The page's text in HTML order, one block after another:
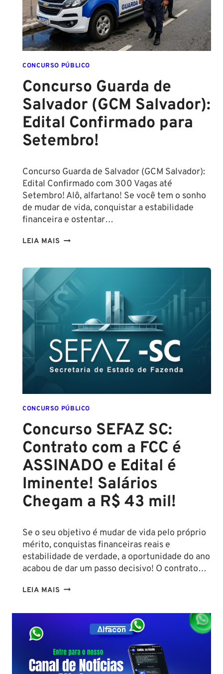
DIREITO
CONCURSO PÚBLICO
Concurso Guarda de
Salvador (GCM Salvador):
Edital Confirmado para
Setembro!
Concurso Guarda de Salvador (GCM Salvador):
Edital Confirmado com 300 Vagas até
Setembro! Alô, alfartano! Se você tem o sonho
de mudar de vida, conquistar a estabilidade
financeira e ostentar…
LEIA MAIS CONCURSO
SALVADOR
(GCM
SALVADOR):
CONFIRMADO
SETEMBRO!
CONCURSO PÚBLICO
Concurso SEFAZ SC:
Contrato com a FCC é
ASSINADO e Edital é
Iminente! Salários
Chegam a R$ 43 mil!
Se o seu objetivo é mudar de vida pelo próprio
mérito, conquistas financeiras reais e
estabilidade de verdade, a oportunidade do ano
acabou de dar um passo decisivo! O contrato…
LEIA MAIS CONCURSO
SC:
CONTRATO
A
FCC